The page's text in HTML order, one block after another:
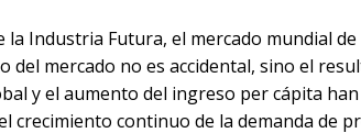
Industria Futura, el mercado mundial
del mercado no es accidental, sino el
y el aumento del ingreso per cápita
crecimiento continuo de la demanda de